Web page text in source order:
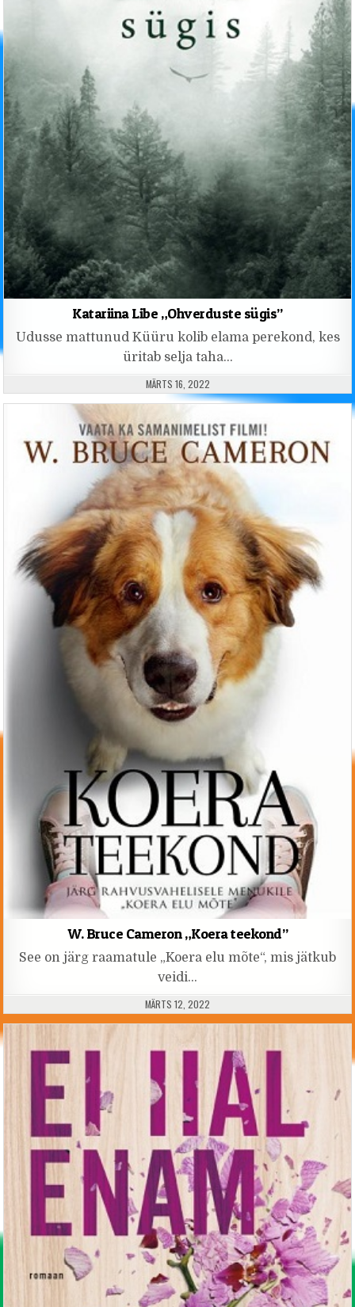
Katariina Libe „Ohverduste sügis”
Udusse mattunud Küüru kolib elama perekond, kes
üritab selja taha…
PUBLISHED DATE:
MÄRTS 16, 2022
W. Bruce Cameron „Koera teekond”
See on järg raamatule „Koera elu mõte“, mis jätkub
veidi…
PUBLISHED DATE:
MÄRTS 12, 2022